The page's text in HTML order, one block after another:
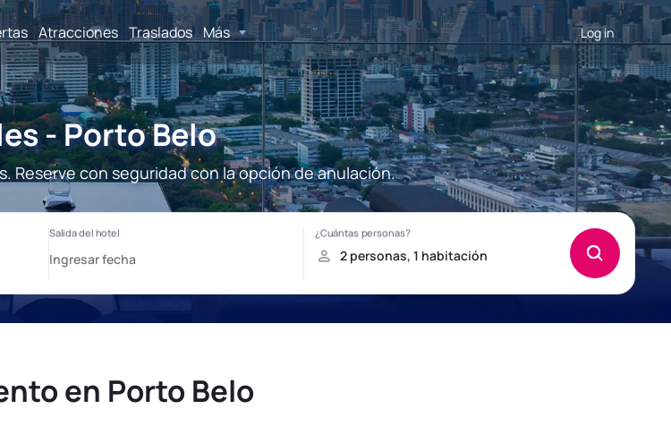
Atracciones Traslados Más Log in
- Porto Belo
Reserve con seguridad con la opción de anulación.
en Porto Belo